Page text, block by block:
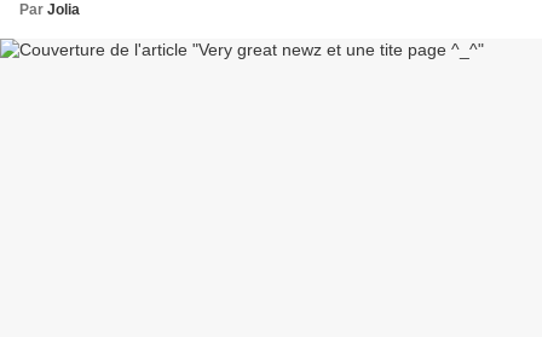
Par Jolia